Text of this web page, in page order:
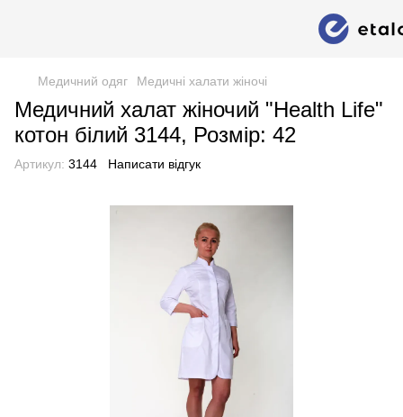
Медичний одяг Медичні халати жіночі
Медичний халат жіночий "Health Life"
котон білий 3144, Розмір: 42
Артикул: 3144 Написати відгук